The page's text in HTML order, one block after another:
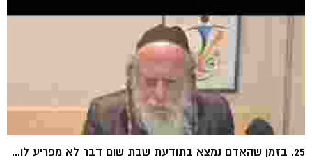
25. בזמן שהאדם נמצא בתודעת שבת שום דבר לא מפריע לו...